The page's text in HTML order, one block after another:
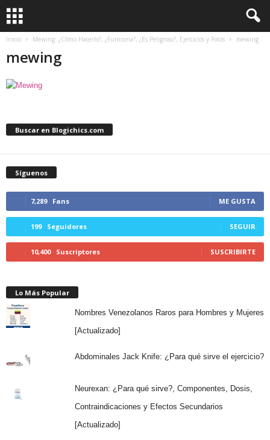
Inicio Mewing: ¿Cómo Hacerlo?, ¿Funciona?, ¿Es Peligroso?, Ejercicios y Fotos mewing
mewing
Buscar en Blogichics.com
Síguenos
7,289 Fans ME GUSTA
199 Seguidores SEGUIR
10,400 Suscriptores SUSCRIBIRTE
Lo Más Popular
Nombres Venezolanos Raros para Hombres y Mujeres
[Actualizado]
Abdominales Jack Knife: ¿Para qué sirve el ejercicio?
Neurexan: ¿Para qué sirve?, Componentes, Dosis,
Contraindicaciones y Efectos Secundarios
[Actualizado]